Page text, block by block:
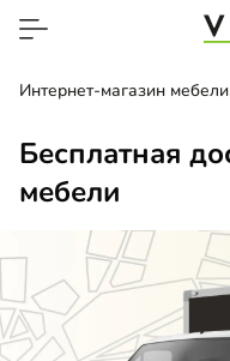
Интернет-магазин мебели
Бесплатная
мебели